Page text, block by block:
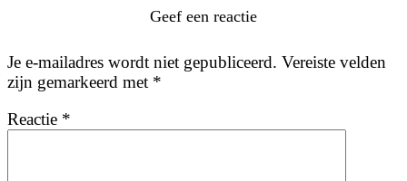
Geef een reactie
Je e-mailadres wordt niet gepubliceerd. Vereiste velden
zijn gemarkeerd met *
Reactie *